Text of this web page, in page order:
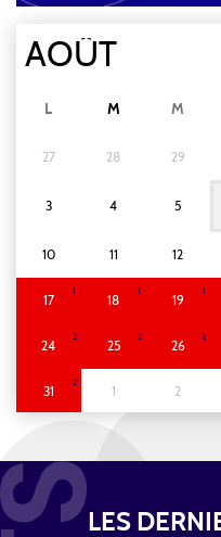
L M M
27 28 29
3 4 5
10 11 12
17
1
18
1
19
1
24
2
25
2
26
2
31
2
1 2
LES